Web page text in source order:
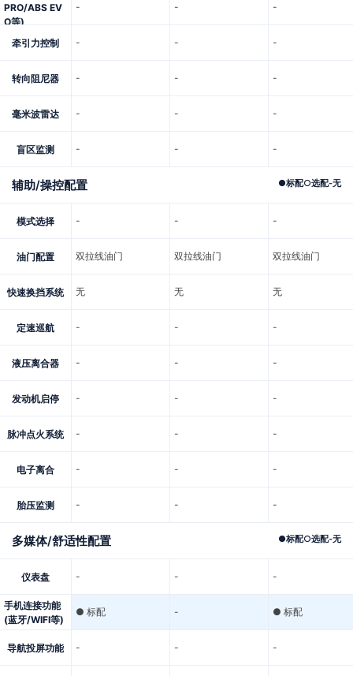
PRO/ABS EV
O等)
- - -
牵引力控制 - - -
转向阻尼器 - - -
毫米波雷达 - - -
盲区监测 - - -
辅助/操控配置 ●标配○选配-无
模式选择 - - -
油门配置 双拉线油门 双拉线油门 双拉线油门
快速换挡系统 无 无 无
定速巡航 - - -
液压离合器 - - -
发动机启停 - - -
脉冲点火系统 - - -
电子离合 - - -
胎压监测 - - -
多媒体/舒适性配置 ●标配○选配-无
仪表盘 - - -
手机连接功能
(蓝牙/WIFI等)
● 标配 - ● 标配
导航投屏功能 - - -